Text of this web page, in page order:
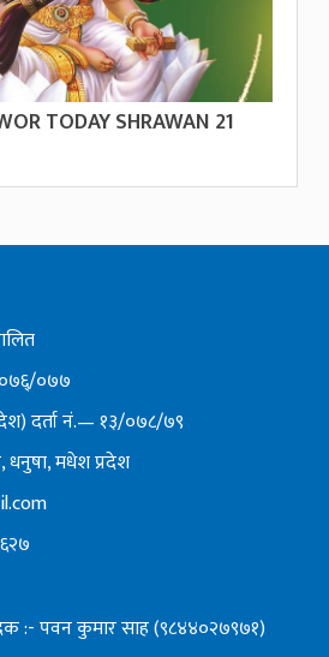
TODAY SHRAWAN 21
०७६्/०७७
दर्ता नं.— १३/०७८/७९
धनुषा, मधेश प्रदेश
:- पवन कुमार साह (९८४४०२७९७१)